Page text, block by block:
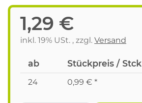
1,29 €
inkl. 19% USt. , zzgl. Versand
ab Stückpreis / Stck
24 0,99 € *